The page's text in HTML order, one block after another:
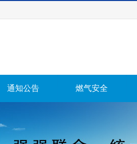
通知公告 燃气安全